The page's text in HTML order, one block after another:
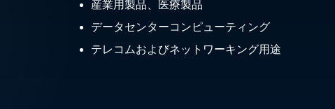
産業用製品、医療製品
データセンターコンピューティング
テレコムおよびネットワーキング用途